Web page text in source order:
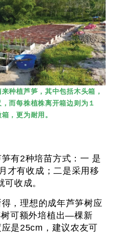
种植芦笋，其中包括木头箱，
而每株植株离开箱边则为１
，更为耐用。
有2种培苗方式：一 是
才有收成；二是采用移
就可收成。
，理想的成年芦笋树应
可额外培植出—棵新
是25cm，建议农友可